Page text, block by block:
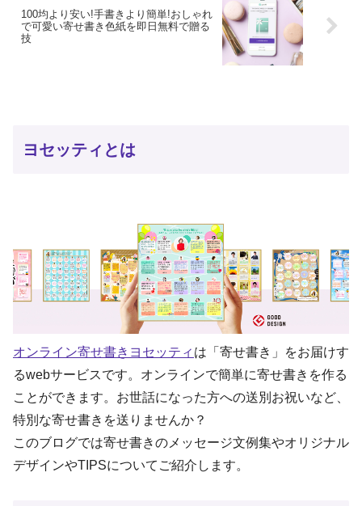
100均より安い!手書きより簡単!おしゃれ
で可愛い寄せ書き色紙を即日無料で贈る
技
ヨセッティとは
オンライン寄せ書きヨセッティ は「寄せ書き」をお届けす
るwebサービスです。オンラインで簡単に寄せ書きを作る
ことができます。お世話になった方への送別お祝いなど、
特別な寄せ書きを送りませんか？
このブログでは寄せ書きのメッセージ文例集やオリジナル
デザインやTIPSについてご紹介します。